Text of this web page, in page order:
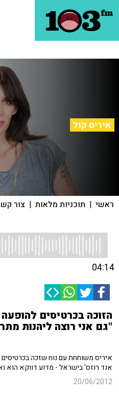
איריס קול
ראשי | תוכניות מלאות | צור
04:14
הזוכה בכרטיסים
"גם אני רוצה ליהנות
איריס משוחחת עם נוח שזכה
אנד רוזס' בישראל - מדוע דווקא הוא
20/06/2012